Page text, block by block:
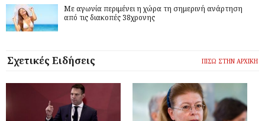
Με αγωνία περιμένει η χώρα τη σημερινή ανάρτηση
από τις διακοπές 38χρονης
Σχετικές Ειδήσεις ΠΙΣΩ ΣΤΗΝ ΑΡΧΙΚΗ